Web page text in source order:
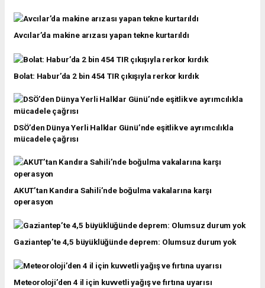
Avcılar’da makine arızası yapan tekne kurtarıldı
Bolat: Habur’da 2 bin 454 TIR çıkışıyla rerkor kırdık
DSÖ’den Dünya Yerli Halklar Günü’nde eşitlik ve ayrımcılıkla
mücadele çağrısı
AKUT’tan Kandıra Sahili’nde boğulma vakalarına karşı
operasyon
Gaziantep’te 4,5 büyüklüğünde deprem: Olumsuz durum yok
Meteoroloji’den 4 il için kuvvetli yağış ve fırtına uyarısı